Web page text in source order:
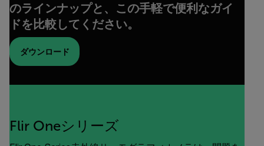
のラインナップと、この手軽で便利なガイ
ドを比較してください。
ダウンロード
Flir Oneシリーズ